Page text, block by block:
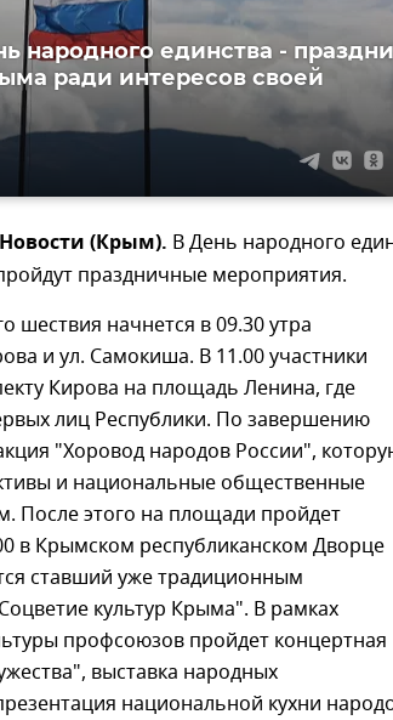
народного единства -
ради интересов своей
(Крым). В День народного
праздничные мероприятия.
шествия начнется в 09.30 утра
и ул. Самокиша. В 11.00 участники
Кирова на площадь Ленина, где
лиц Республики. По завершению
"Хоровод народов России",
и национальные общественные
После этого на площади пройдет
в Крымском республиканском Дворце
ставший уже традиционным
культур Крыма". В рамках
профсоюзов пройдет концертная
выставка народных
национальной кухни